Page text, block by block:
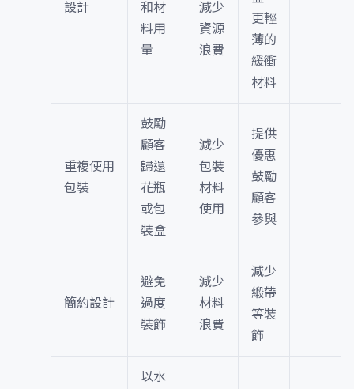
設計
和材
料用
量
減少
資源
浪費
更輕
薄的
緩衝
材料
重複使用
包裝
鼓勵
顧客
歸還
花瓶
或包
裝盒
減少
包裝
材料
使用
提供
優惠
鼓勵
顧客
參與
簡約設計
避免
過度
裝飾
減少
材料
浪費
減少
緞帶
等裝
飾
以水